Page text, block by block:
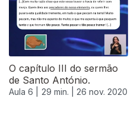
O capítulo III do sermão
de Santo António.
Aula 6 | 29 min. | 26 nov. 2020